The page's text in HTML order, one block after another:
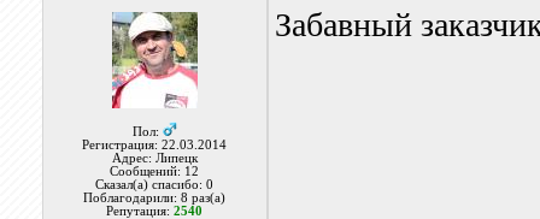
Пол:
Регистрация: 22.03.2014
Адрес: Липецк
Сообщений: 12
Сказал(а) спасибо: 0
Поблагодарили: 8 раз(а)
Репутация:2540
Забавный